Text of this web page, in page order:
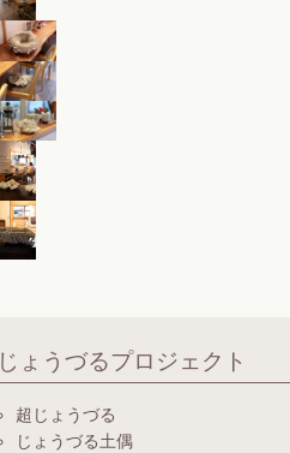
じょうづるプロジェクト
超じょうづる
じょうづる土偶